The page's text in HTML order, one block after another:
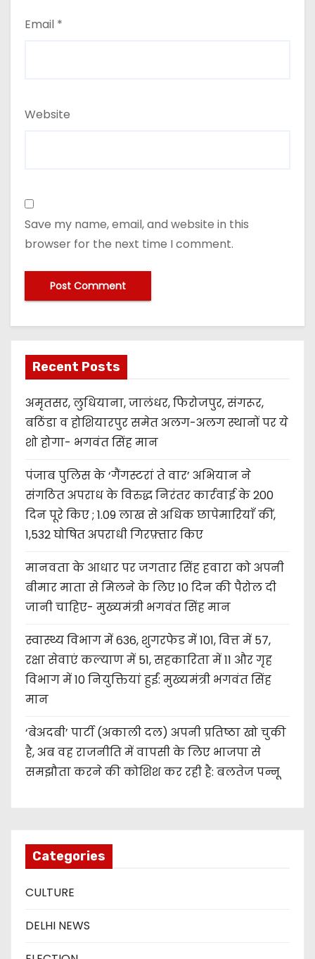
Email *
Website
Save my name, email, and website in this
browser for the next time I comment.
Recent Posts
अमृतसर, लुधियाना, जालंधर, फिरोजपुर, संगरूर,
बठिंडा व होशियारपुर समेत अलग-अलग स्थानों पर ये
शो होगा- भगवंत सिंह मान
पंजाब पुलिस के ‘गैंगस्टरां ते वार’ अभियान ने
संगठित अपराध के विरुद्ध निरंतर कार्रवाई के 200
दिन पूरे किए ; 1.09 लाख से अधिक छापेमारियाँ कीं,
1,532 घोषित अपराधी गिरफ़्तार किए
मानवता के आधार पर जगतार सिंह हवारा को अपनी
बीमार माता से मिलने के लिए 10 दिन की पैरोल दी
जानी चाहिए- मुख्यमंत्री भगवंत सिंह मान
स्वास्थ्य विभाग में 636, शुगरफेड में 101, वित्त में 57,
रक्षा सेवाएं कल्याण में 51, सहकारिता में 11 और गृह
विभाग में 10 नियुक्तियां हुईं: मुख्यमंत्री भगवंत सिंह
मान
‘बेअदबी’ पार्टी (अकाली दल) अपनी प्रतिष्ठा खो चुकी
है, अब वह राजनीति में वापसी के लिए भाजपा से
समझौता करने की कोशिश कर रही है: बलतेज पन्नू
Categories
CULTURE
DELHI NEWS